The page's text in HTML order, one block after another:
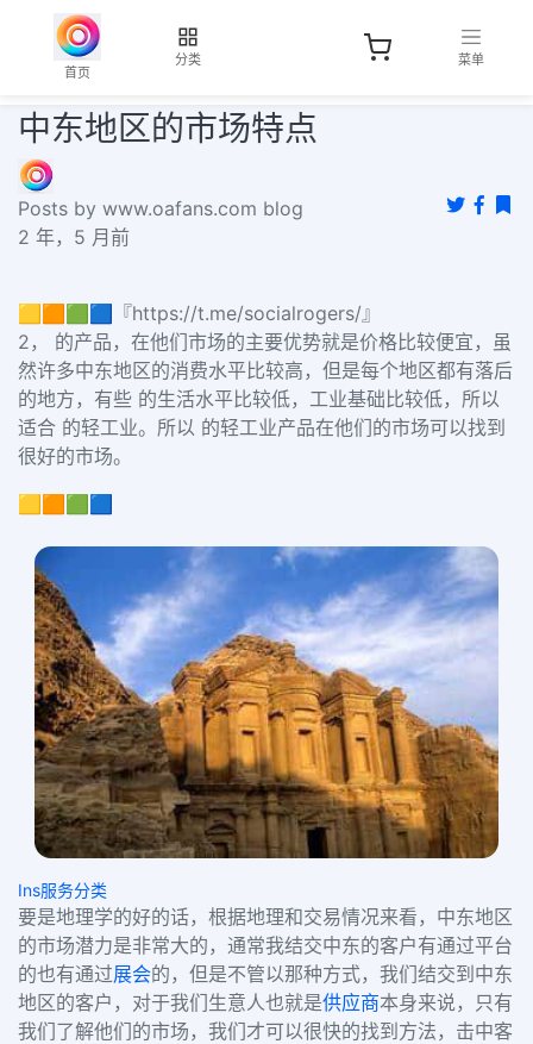
首页
分类 菜单
中东地区的市场特点
Posts by www.oafans.com blog
2 年，5 月前
🟨🟧🟩🟦『https://t.me/socialrogers/』
2，
的产品，在他们市场的主要优势就是价格比较便宜，虽
然许多中东地区的消费水平比较高，但是每个地区都有落后
的地方，有些 的生活水平比较低，工业基础比较低，所以
适合 的轻工业。所以 的轻工业产品在他们的市场可以找到
很好的市场。
🟨🟧🟩🟦
Ins服务分类
要是地理学的好的话，根据地理和交易情况来看，中东地区
的市场潜力是非常大的，通常我结交中东的客户有通过平台
的也有通过展会的，但是不管以那种方式，我们结交到中东
地区的客户，对于我们生意人也就是供应商本身来说，只有
我们了解他们的市场，我们才可以很快的找到方法，击中客